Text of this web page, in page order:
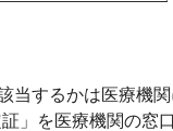
するかは医療機関
を医療機関の窓